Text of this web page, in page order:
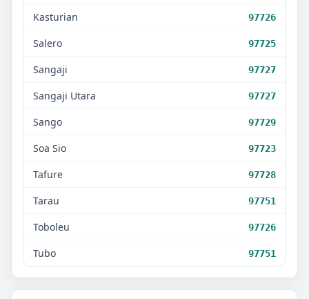
Kasturian 97726
Salero 97725
Sangaji 97727
Sangaji Utara 97727
Sango 97729
Soa Sio 97723
Tafure 97728
Tarau 97751
Toboleu 97726
Tubo 97751